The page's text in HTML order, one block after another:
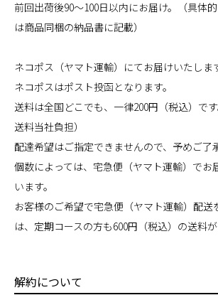
前回出荷後90～100日以内にお届け。（具体
は商品同梱の納品書に記載）
ネコポス（ヤマト運輸）にてお届けいたしま
ネコポスはポスト投函となります。
送料は全国どこでも、一律200円（税込）で
送料当社負担）
配達希望はご指定できませんので、予めご了
個数によっては、宅急便（ヤマト運輸）でお
います。
お客様のご希望で宅急便（ヤマト運輸）配送
は、定期コースの方も600円（税込）の送料が
解約について